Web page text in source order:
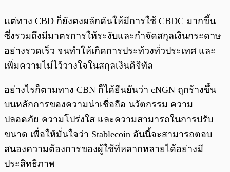
แต่ทาง CBD ก็ยังคงผลักดันให้มีการใช้ CBDC มากขึ้น
ซึ่งรวมถึงมีมาตรการให้ระงับและกำจัดสกุลเงินกระดาษ
อย่างรวดเร็ว จนทำให้เกิดการประท้วงทั่วประเทศ และ
เพิ่มความไม่ไว้วางใจในสกุลเงินดิจิทัล
อย่างไรก็ตามทาง CBN ก็ได้ยืนยันว่า cNGN ถูกร้างขึ้น
บนหลักการของความน่าเชื่อถือ นวัตกรรม ความ
ปลอดภัย ความโปร่งใส และความสามารถในการปรับ
ขนาด เพื่อให้มั่นใจว่า Stablecoin อันนี้จะสามารถตอบ
สนองความต้องการของผู้ใช้ที่หลากหลายได้อย่างมี
ประสิทธิภาพ